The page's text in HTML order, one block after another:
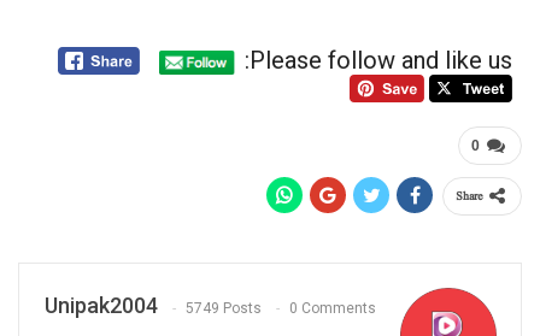
Please follow and like us:
0
Share
Unipak2004 5749 Posts 0 Comments